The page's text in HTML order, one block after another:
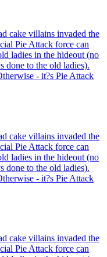
cake villains invaded the
Pie Attack force can
ladies in the hideout (no
done to the old ladies).
- it?s Pie Attack
cake villains invaded the
Pie Attack force can
ladies in the hideout (no
done to the old ladies).
- it?s Pie Attack
cake villains invaded the
Pie Attack force can